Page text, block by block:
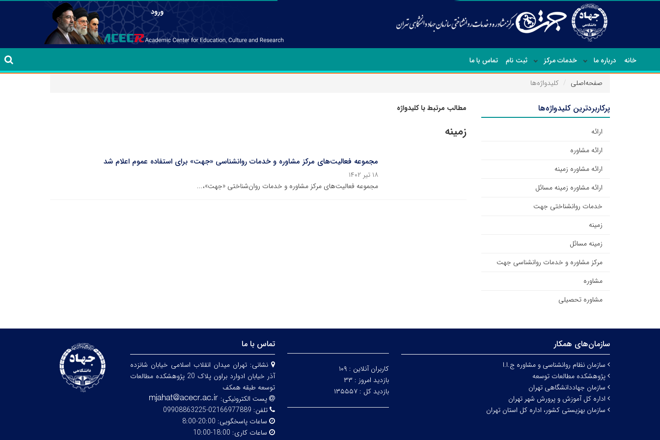
ورود
خانه درباره ما خدمات مرکز ثبت نام تماس با ما
صفحه‌اصلی کلیدواژه‌ها
مطالب مرتبط با کلیدواژه
زمینه
مجموعه فعالیت‌های مرکز مشاوره و خدمات روانشناسی «جهت» برای استفاده عموم اعلام شد
۱۸ تیر ۱۴۰۲
مجموعه فعالیت‌های مرکز مشاوره و خدمات روان‌شناختی «جهت»،...
پرکاربردترین کلیدواژه‌ها
ارائه
ارائه مشاوره
ارائه مشاوره زمینه
ارائه مشاوره زمینه مسائل
خدمات روانشناختی جهت
زمینه
زمینه مسائل
مرکز مشاوره و خدمات روانشناسی جهت
مشاوره
مشاوره تحصیلی
سازمان‌های همکار
سازمان نظام روانشناسی و مشاوره ج.ا.ا
پژوهشکده مطالعات توسعه
سازمان جهاددانشگاهی تهران
اداره کل آموزش و پرورش شهر تهران
سازمان بهزیستی کشور، اداره کل استان تهران
کاربران آنلاین : ۱۰۹
بازدید امروز : ۳۳
بازدید کل : ۱۳۵۵۵۷
تماس با ما
نشانی:تهران میدان انقلاب اسلامی خیابان شانزده
آذر خیابان ادوارد براون پلاک 20 پژوهشکده مطالعات
توسعه طبقه همکف
پست الکترونیکی:
تلفن: 02166977889-09908863225
ساعات پاسخگویی: 20:00-8:00
ساعات کاری: 18:00-10:00